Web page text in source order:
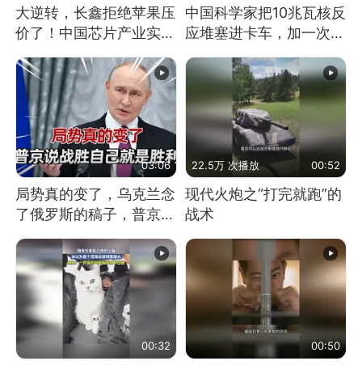
大逆转，长鑫拒绝苹果压
价了！中国芯片产业实现
怎样的逆袭？
中国科学家把10兆瓦核反
应堆塞进卡车，加一次燃
料能跑几十年
03:06
局势真的变了，乌克兰念
了俄罗斯的稿子，普京说
22.5万 次播放 00:52
现代火炮之“打完就跑”的
战术
00:32 00:50